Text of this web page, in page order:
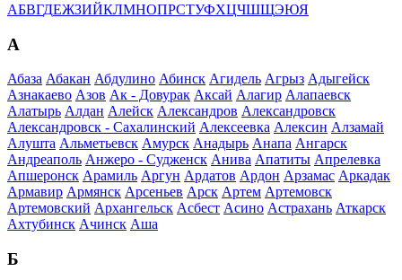
АБВГДЕЖЗИЙКЛМНОПРСТУФХЦЧШЩЭЮЯ
А
Абаза Абакан Абдулино Абинск Агидель Агрыз Адыгейск
Азнакаево Азов Ак - Довурак Аксай Алагир Алапаевск
Алатырь Алдан Алейск Александров Александровск
Александровск - Сахалинский Алексеевка Алексин Алзамай
Алушта Альметьевск Амурск Анадырь Анапа Ангарск
Андреаполь Анжеро - Судженск Анива Апатиты Апрелевка
Апшеронск Арамиль Аргун Ардатов Ардон Арзамас Аркадак
Армавир Армянск Арсеньев Арск Артем Артемовск
Артемовский Архангельск Асбест Асино Астрахань Аткарск
Ахтубинск Ачинск Аша
Б